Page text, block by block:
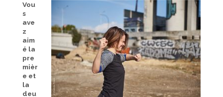
Vou
s
ave
z
aim
é la
pre
mièr
e et
la
deu